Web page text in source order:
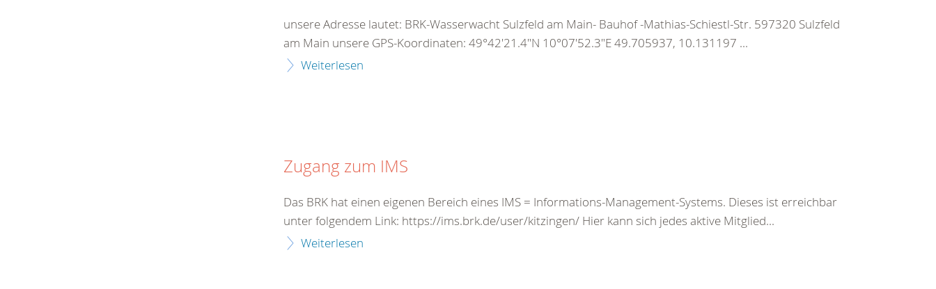
unsere Adresse lautet: BRK-Wasserwacht Sulzfeld am Main- Bauhof -Mathias-Schiestl-Str. 597320 Sulzfeld
am Main unsere GPS-Koordinaten: 49°42'21.4"N 10°07'52.3"E 49.705937, 10.131197 ...
Weiterlesen
Zugang zum IMS
Das BRK hat einen eigenen Bereich eines IMS = Informations-Management-Systems. Dieses ist erreichbar
unter folgendem Link: https://ims.brk.de/user/kitzingen/ Hier kann sich jedes aktive Mitglied...
Weiterlesen